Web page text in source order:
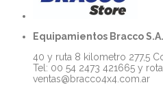
Equipamientos Bracco S.A.
40 y ruta 8 kilometro 277,5
Tel: 00 54 2473 421665 y
ventas@bracco4x4.com.ar